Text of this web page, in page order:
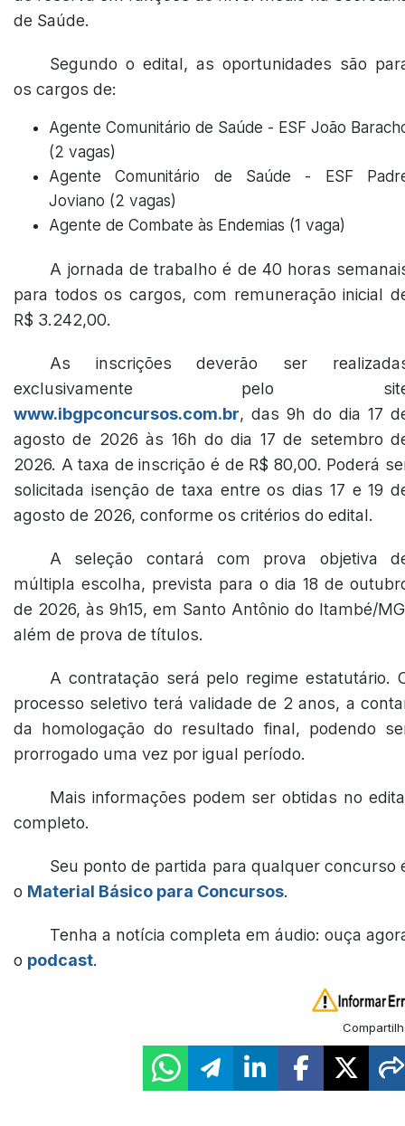
de Saúde.
Segundo o edital, as oportunidades são
os cargos de:
Agente Comunitário de Saúde - ESF João
(2 vagas)
Agente Comunitário de Saúde - ESF
Joviano (2 vagas)
Agente de Combate às Endemias (1 vaga)
A jornada de trabalho é de 40 horas
para todos os cargos, com remuneração inicial
R$ 3.242,00.
As inscrições deverão ser
exclusivamente pelo
www.ibgpconcursos.com.br, das 9h do dia 17
agosto de 2026 às 16h do dia 17 de setembro
2026. A taxa de inscrição é de R$ 80,00. Poderá
solicitada isenção de taxa entre os dias 17 e 19
agosto de 2026, conforme os critérios do edital.
A seleção contará com prova objetiva
múltipla escolha, prevista para o dia 18 de
de 2026, às 9h15, em Santo Antônio do Itambé/
além de prova de títulos.
A contratação será pelo regime estatutário.
processo seletivo terá validade de 2 anos, a
da homologação do resultado final, podendo
prorrogado uma vez por igual período.
Mais informações podem ser obtidas no
completo.
Seu ponto de partida para qualquer concurso
o Material Básico para Concursos.
Tenha a notícia completa em áudio: ouça
o podcast.